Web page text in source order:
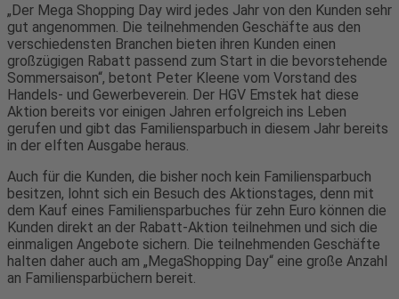
„Der Mega Shopping Day wird jedes Jahr von den Kunden sehr
gut angenommen. Die teilnehmenden Geschäfte aus den
verschiedensten Branchen bieten ihren Kunden einen
großzügigen Rabatt passend zum Start in die bevorstehende
Sommersaison“, betont Peter Kleene vom Vorstand des
Handels- und Gewerbeverein. Der HGV Emstek hat diese
Aktion bereits vor einigen Jahren erfolgreich ins Leben
gerufen und gibt das Familiensparbuch in diesem Jahr bereits
in der elften Ausgabe heraus.
Auch für die Kunden, die bisher noch kein Familiensparbuch
besitzen, lohnt sich ein Besuch des Aktionstages, denn mit
dem Kauf eines Familiensparbuches für zehn Euro können die
Kunden direkt an der Rabatt-Aktion teilnehmen und sich die
einmaligen Angebote sichern. Die teilnehmenden Geschäfte
halten daher auch am „MegaShopping Day“ eine große Anzahl
an Familiensparbüchern bereit.